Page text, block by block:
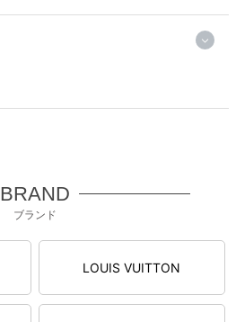
BRAND
ブランド
LOUIS VUITTON